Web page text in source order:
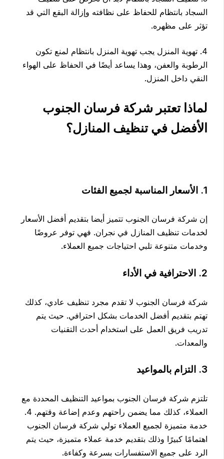
السجاد بانتظام للحفاظ على نظافته وإزالة البقع التي قد
تؤثر على مظهره.
4. تهوية المنزل يجب تهوية المنزل بانتظام لمنع تكون
الرطوبة والعفن، وهذا يساعد أيضًا في الحفاظ على الهواء
النقي داخل المنزل.
لماذا تعتبر شركة فرسان الجنوب
الأفضل في تنظيف المنازل؟
إن شركة فرسان الجنوب تتميز أيضا بتقديم أفضل الأسعار
لخدمات تنظيف المنازل في نجران. فهي توفر عروضًا
وخدمات متنوعة تلبي احتياجات جميع العملاء.
شركة فرسان الجنوب لا تقدم مجرد تنظيف عادي، كذلك
تهتم بتقديم أفضل الخدمات بشكل احترافي. حيث يتم
تدريب فريق العمل على استخدام أحدث التقنيات
والمعدات.
تلتزم شركة فرسان الجنوب بمواعيد التنظيف المحددة مع
العملاء، كذلك مما يضمن راحتهم وعدم إضاعة وقتهم. 4.
خدمة متميزة لجميع العملاء تولي شركة فرسان الجنوب
اهتمامًا كبيرًا وذلك بتقديم خدمة عملاء متميزة، حيث يتم
الرد على جميع الاستفسارات بسرعة وكفاءة.